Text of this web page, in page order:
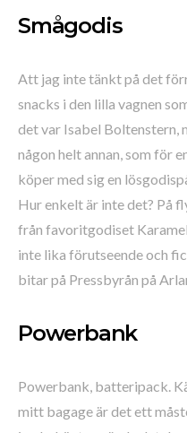
Smågodis
Att jag inte tänkt på det
snacks i den lilla vagnen
det var Isabel Boltenstern,
någon helt annan, som för
köper med sig en
Hur enkelt är inte det? På
från favoritgodiset
inte lika förutseende och
bitar på Pressbyrån på
Powerbank
Powerbank, batteripack.
mitt bagage är det ett